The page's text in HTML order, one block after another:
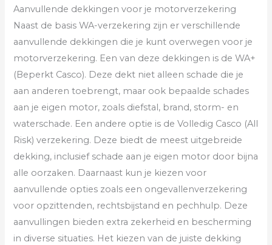
Aanvullende dekkingen voor je motorverzekering
Naast de basis WA-verzekering zijn er verschillende
aanvullende dekkingen die je kunt overwegen voor je
motorverzekering. Een van deze dekkingen is de WA+
(Beperkt Casco). Deze dekt niet alleen schade die je
aan anderen toebrengt, maar ook bepaalde schades
aan je eigen motor, zoals diefstal, brand, storm- en
waterschade. Een andere optie is de Volledig Casco (All
Risk) verzekering. Deze biedt de meest uitgebreide
dekking, inclusief schade aan je eigen motor door bijna
alle oorzaken. Daarnaast kun je kiezen voor
aanvullende opties zoals een ongevallenverzekering
voor opzittenden, rechtsbijstand en pechhulp. Deze
aanvullingen bieden extra zekerheid en bescherming
in diverse situaties. Het kiezen van de juiste dekking